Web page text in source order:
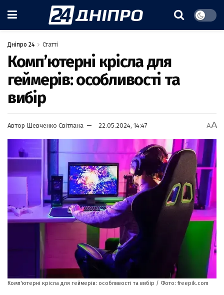
Дніпро 24 Статті
Комп’ютерні крісла для
геймерів: особливості та
вибір
Автор Шевченко Світлана 22.05.2024, 14:47 AA
Комп'ютерні крісла для геймерів: особливості та вибір / Фото: freepik.com